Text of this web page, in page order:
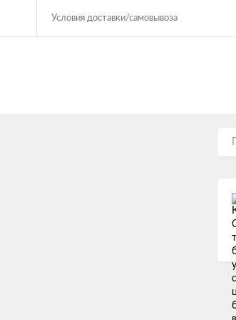
Условия доставки/самовывоза